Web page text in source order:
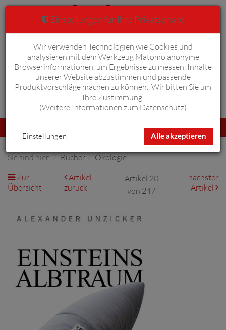
Anmelden Warenkorb 0
umschalten
Sie sind hier: Bücher
Ökologie
Zur
Übersicht
Artikel
zurück
Artikel 20
von 247
nächster
Artikel
Einstellungen für Ihre Privatsphäre
Wir verwenden Technologien wie Cookies und
analysieren mit dem Werkzeug Matomo anonyme
Browserinformationen, um Ergebnisse zu messen, Inhalte
unserer Website abzustimmen und passende
Produktvorschläge machen zu können. Wir bitten Sie um
Ihre Zustimmung.
(Weitere Informationen zum Datenschutz)
Alle akzeptieren
Einstellungen